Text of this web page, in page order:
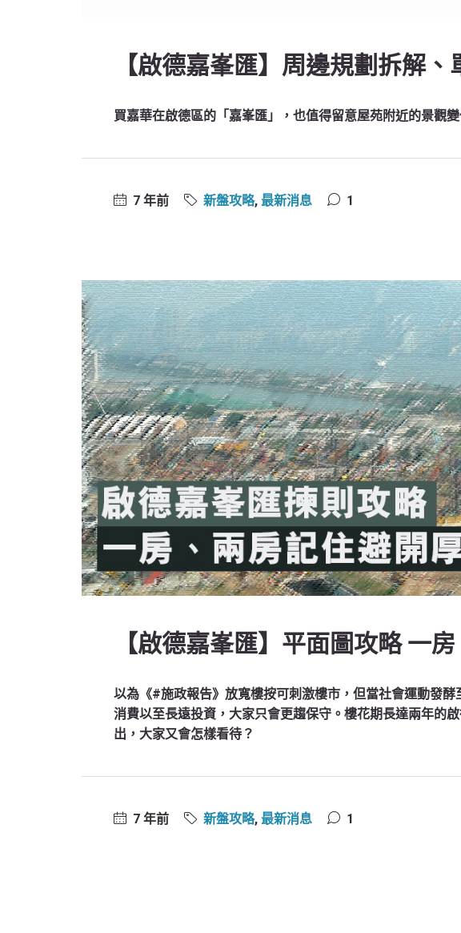
【啟德嘉峯匯】周邊規劃拆解
買嘉華在啟德區的「嘉峯匯」，也值得留意屋苑附近的景觀變
7 年前 新盤攻略, 最新消息 1
【啟德嘉峯匯】平面圖攻略 一
以為《#施政報告》放寬樓按可刺激樓市，但當社會運動發
消費以至長遠投資，大家只會更趨保守。樓花期長達兩年的
出，大家又會怎樣看待？
7 年前 新盤攻略, 最新消息 1